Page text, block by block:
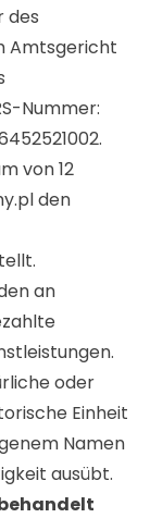
des
Amtsgericht
Nummer:
von 12
den
an
oder
Einheit
Namen
ausübt.